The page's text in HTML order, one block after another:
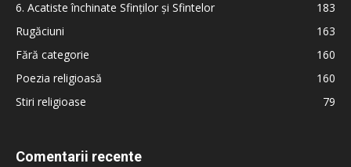
6. Acatiste închinate Sfinților și Sfintelor
183
Rugăciuni
163
Fără categorie
160
Poezia religioasă
160
Stiri religioase
79
Comentarii recente